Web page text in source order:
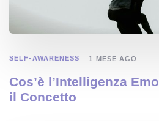
SELF-AWARENESS 1 MESE AGO
Cos’è l’Intelligenza
il Concetto